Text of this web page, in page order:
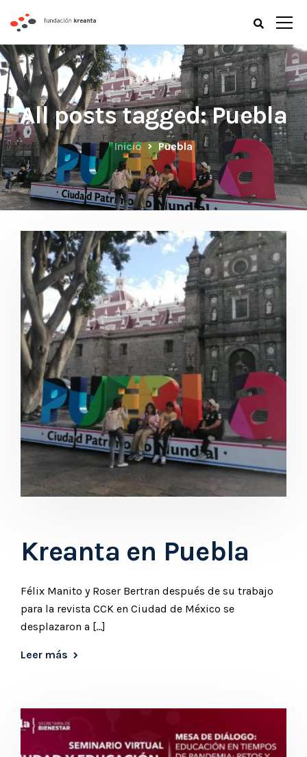
All posts tagged: Puebla
Inicio Puebla
Kreanta en Puebla
Félix Manito y Roser Bertran después de su trabajo
para la revista CCK en Ciudad de México se
desplazaron a […]
Leer más